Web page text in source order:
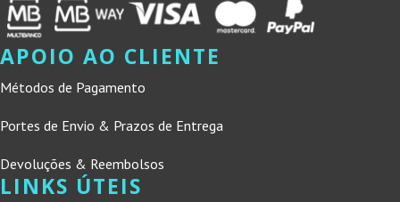
APOIO AO CLIENTE
Métodos de Pagamento
Portes de Envio & Prazos de Entrega
Devoluções & Reembolsos
LINKS ÚTEIS